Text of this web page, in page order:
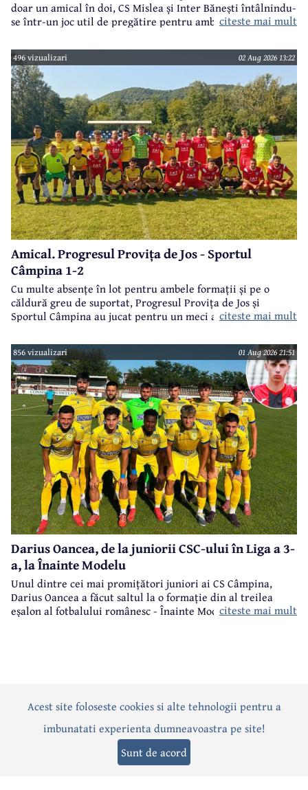
doar un amical în doi, CS Mislea și Inter Bănești întâlnindu-
se într-un joc util de pregătire pentru ambele formații.
citeste mai mult
496 vizualizari 02 Aug 2026 13:22
Amical. Progresul Provița de Jos - Sportul
Câmpina 1-2
Cu multe absențe în lot pentru ambele formații și pe o
căldură greu de suportat, Progresul Provița de Jos și
Sportul Câmpina au jucat pentru un meci amical.citeste mai mult
856 vizualizari 01 Aug 2026 21:51
Darius Oancea, de la juniorii CSC-ului în Liga a 3-
a, la Înainte Modelu
Unul dintre cei mai promițători juniori ai CS Câmpina,
Darius Oancea a făcut saltul la o formație din al treilea
eșalon al fotbalului românesc - Înainte Modelu, din județul
citeste mai mult
ActualitatePoliticăSocialEvenimentInterviuri
Editorial Sport Anunțuri
Acest site foloseste cookies si alte tehnologii pentru a
imbunatati experienta dumneavoastra pe site!
Sunt de acord